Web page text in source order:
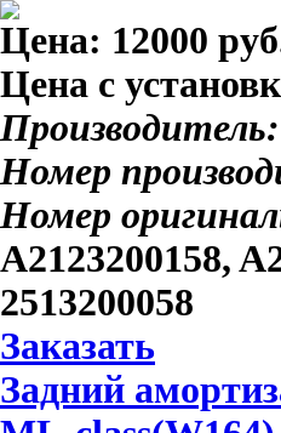
Цена: 12000
Цена с
Производитель:
Номер
Номер
A2123200158,
2513200058
Заказать
Задний